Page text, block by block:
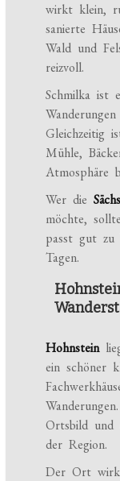
wirkt klein,
sanierte
Wald und
reizvoll.
Schmilka ist
Mühle,
Atmosphäre
Wer die
möchte,
passt gut
Tagen.
Hohnstein
ein schöner
Ortsbild und
der Region.
Der Ort